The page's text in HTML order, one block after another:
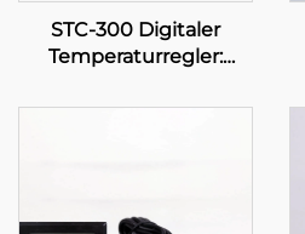
STC-300 Digitaler
Temperaturregler:
Vielseitigkeit für